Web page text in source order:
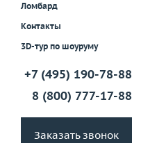
Ломбард
Контакты
3D-тур по шоуруму
+7 (495) 190-78-88
8 (800) 777-17-88
Заказать звонок